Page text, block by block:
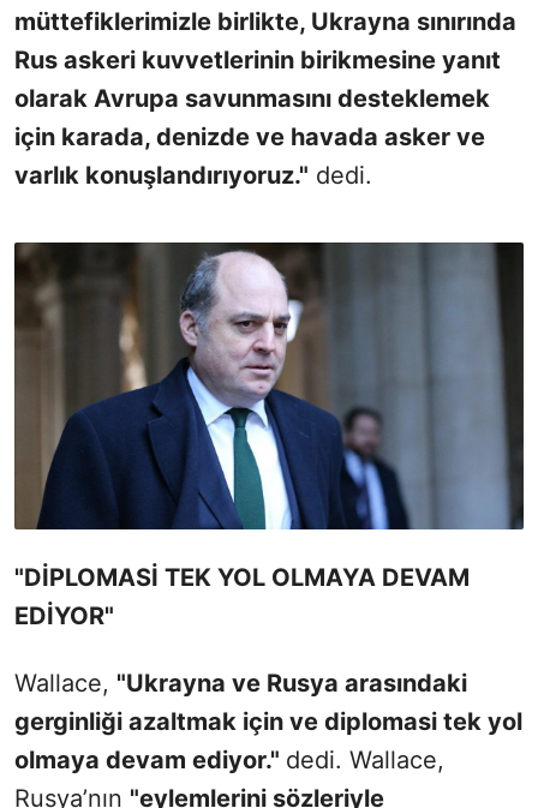
müttefiklerimizle birlikte, Ukrayna sınırında
Rus askeri kuvvetlerinin birikmesine yanıt
olarak Avrupa savunmasını desteklemek
için karada, denizde ve havada asker ve
varlık konuşlandırıyoruz." dedi.
"DİPLOMASİ TEK YOL OLMAYA DEVAM
EDİYOR"
Wallace, "Ukrayna ve Rusya arasındaki
gerginliği azaltmak için ve diplomasi tek yol
olmaya devam ediyor." dedi. Wallace,
Rusya’nın "eylemlerini sözleriyle